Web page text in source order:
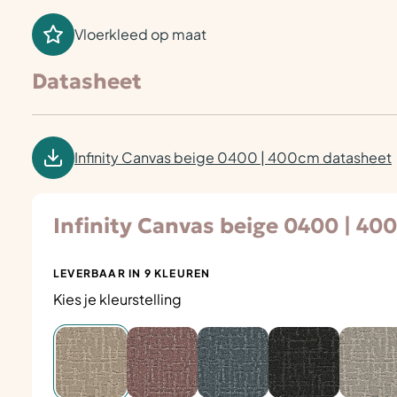
Vloerkleed op maat
Datasheet
Infinity Canvas beige 0400 | 400cm datasheet
Infinity Canvas beige 0400 |
LEVERBAAR IN 9 KLEUREN
Kies je kleurstelling